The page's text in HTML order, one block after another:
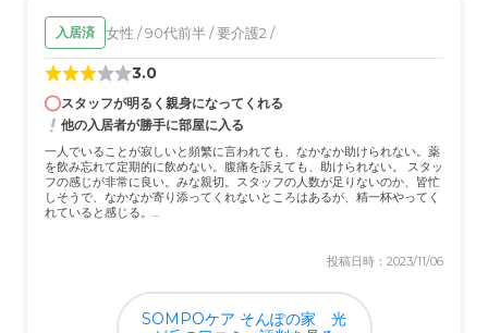
入居済 女性 / 90代前半 / 要介護2 /
3.0
スタッフが明るく親身になってくれる
他の入居者が勝手に部屋に入る
一人でいることが寂しいと頻繁に言われても、なかなか助けられない。薬
を飲み忘れて定期的に飲めない。腹痛を訴えても、助けられない。 スタッ
フの感じが非常に良い。みな親切。スタッフの人数が足りないのか、皆忙
しそうで、なかなか寄り添ってくれないところはあるが、精一杯やってく
れていると感じる。...
投稿日時：2023/11/06
SOMPOケア そんぽの家 光